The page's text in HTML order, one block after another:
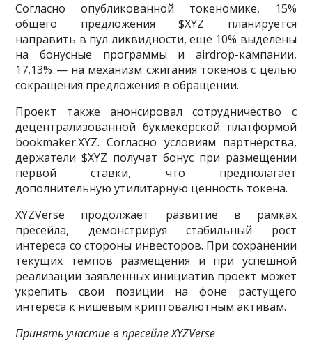
Согласно опубликованной токеномике, 15%
общего предложения $XYZ планируется
направить в пул ликвидности, ещё 10% выделены
на бонусные программы и airdrop-кампании,
17,13% — на механизм сжигания токенов с целью
сокращения предложения в обращении.
Проект также анонсировал сотрудничество с
децентрализованной букмекерской платформой
bookmaker.XYZ. Согласно условиям партнёрства,
держатели $XYZ получат бонус при размещении
первой ставки, что предполагает
дополнительную утилитарную ценность токена.
XYZVerse продолжает развитие в рамках
пресейла, демонстрируя стабильный рост
интереса со стороны инвесторов. При сохранении
текущих темпов размещения и при успешной
реализации заявленных инициатив проект может
укрепить свои позиции на фоне растущего
интереса к нишевым криптовалютным активам.
Принять участие в пресейле XYZVerse